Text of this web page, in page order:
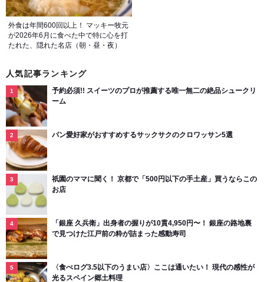
外食は年間600回以上！ マッキー牧元
が2026年6月に食べた中で特に心を打
たれた、隠れた名店（朝・昼・夜）
人気記事ランキング
予約必須!! スイーツのプロが推薦する唯一無二の絶品シュークリ
ーム
パン愛好家がおすすめするサックサクのクロワッサン5選
祇園のママに聞く！ 京都で「500円以下の手土産」買うならこの
お店
「銀座 久兵衛」出身者の握りが10貫4,950円〜！ 銀座の路地裏
で見つけた江戸前の粋が詰まった感動寿司
〈食べログ3.5以下のうまい店〉ここは通いたい！ 現代の感性が
光るスペイン郷土料理